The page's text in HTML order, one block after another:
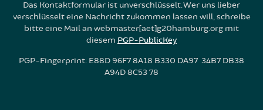
Das Kontaktformular ist unverschlüsselt. Wer uns lieber
verschlüsselt eine Nachricht zukommen lassen will, schreibe
bitte eine Mail an webmaster[aet]g20hamburg.org mit
diesem PGP-PublicKey
PGP-Fingerprint: E88D 96F7 8A18 B330 DA97 34B7 DB38
A94D 8C53 78